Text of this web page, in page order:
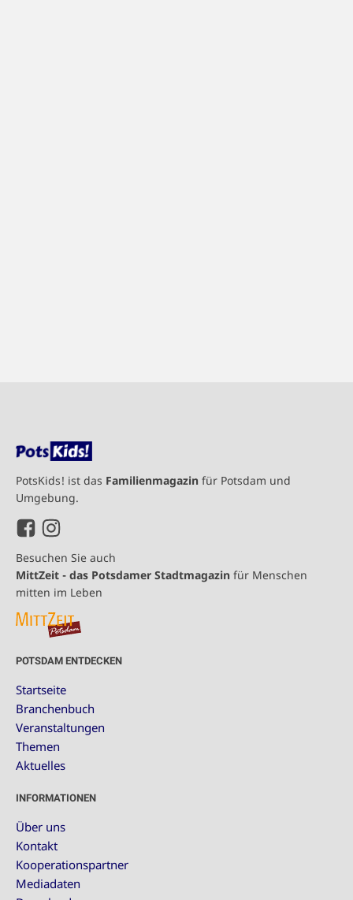
PotsKids! ist das Familienmagazin für Potsdam und
Umgebung.
Besuchen Sie auch
MittZeit - das Potsdamer Stadtmagazin für Menschen
mitten im Leben
POTSDAM ENTDECKEN
Startseite
Branchenbuch
Veranstaltungen
Themen
Aktuelles
INFORMATIONEN
Über uns
Kontakt
Kooperationspartner
Mediadaten